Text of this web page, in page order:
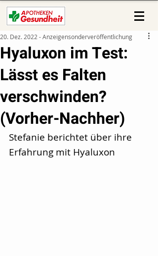
Hyaluxon im Test:
Lässt es Falten
verschwinden?
(Vorher-Nachher)
20. Dez. 2022 - Anzeigensonderveröffentlichung
Stefanie berichtet über ihre
Erfahrung mit Hyaluxon